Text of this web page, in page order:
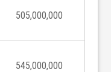
505,000,000
545,000,000